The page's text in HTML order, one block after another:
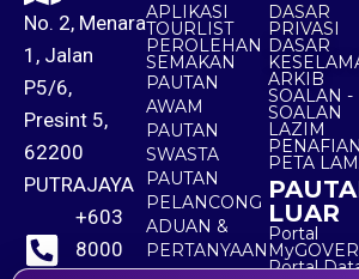
No. 2, Menara
1, Jalan
P5/6,
Presint 5,
62200
PUTRAJAYA
+603
8000
APLIKASI
TOURLIST
PEROLEHAN
SEMAKAN
PAUTAN
AWAM
PAUTAN
SWASTA
PAUTAN
PELANCONG
ADUAN &
PERTANYAAN
DASAR
PRIVASI
DASAR
ARKIB
SOALAN -
SOALAN
LAZIM
PENAFIAN
PETA
LUAR
Portal
Portal